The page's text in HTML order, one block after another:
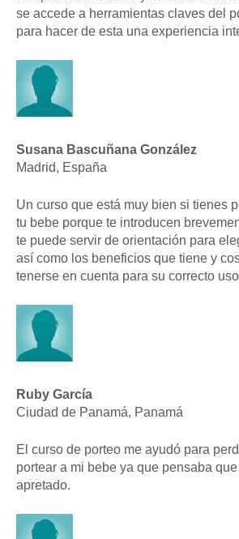
se accede a herramientas claves del
para hacer de esta una experiencia
Susana Bascuñana González
Madrid, España
Un curso que está muy bien si tienes
tu bebe porque te introducen
te puede servir de orientación para
así como los beneficios que tiene y
tenerse en cuenta para su correcto
Ruby García
Ciudad de Panamá, Panamá
El curso de porteo me ayudó para
portear a mi bebe ya que pensaba
apretado.